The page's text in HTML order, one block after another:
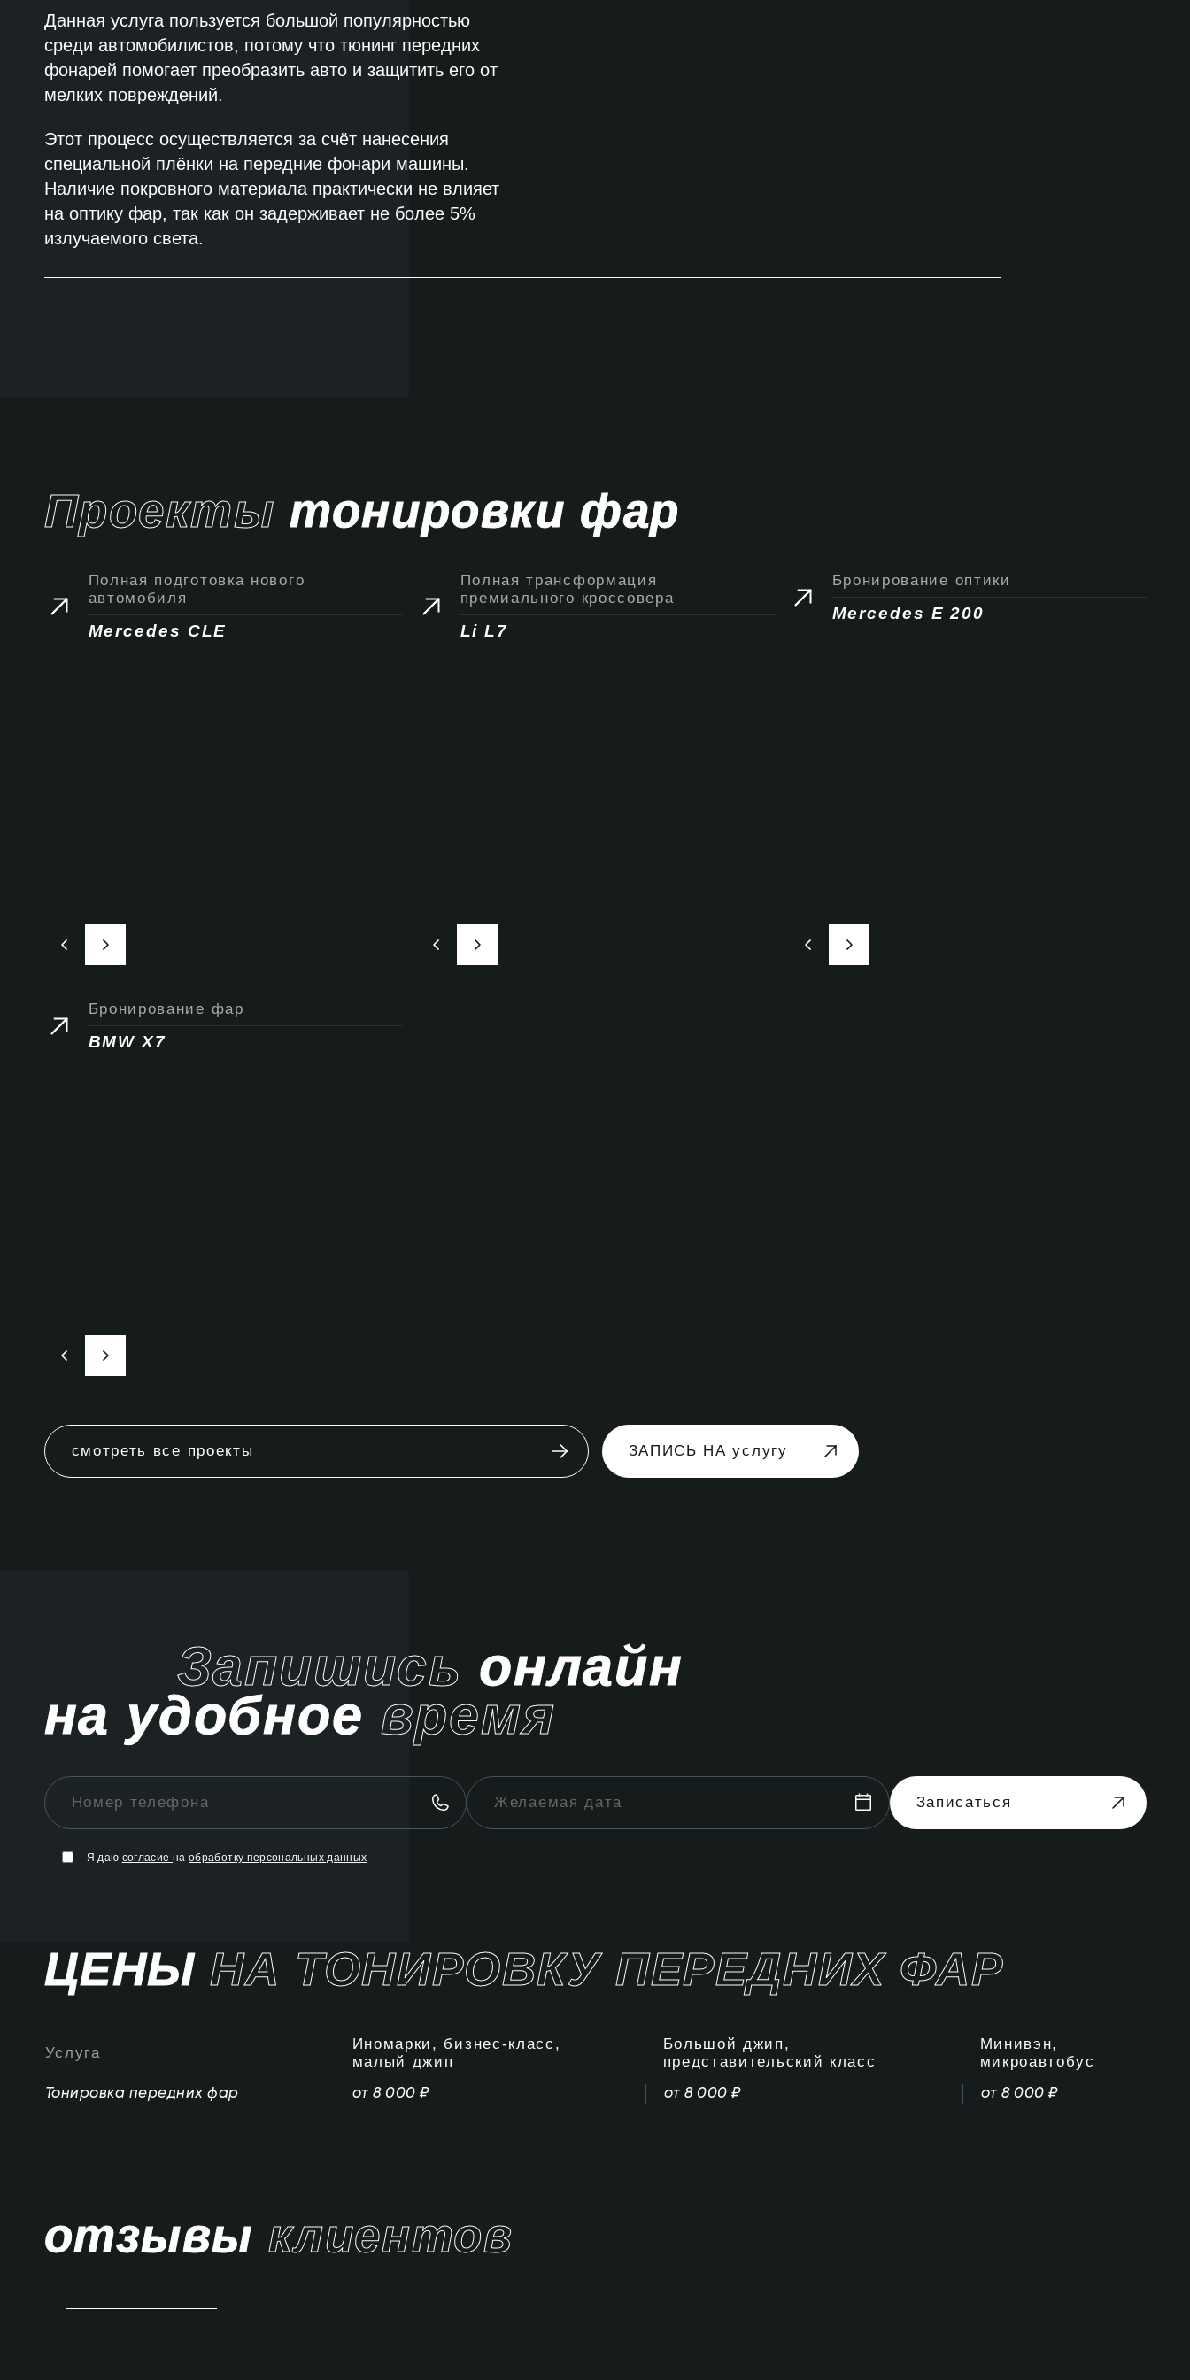
Данная услуга пользуется большой популярностью
среди автомобилистов, потому что тюнинг передних
фонарей помогает преобразить авто и защитить его от
мелких повреждений.
Этот процесс осуществляется за счёт нанесения
специальной плёнки на передние фонари машины.
Наличие покровного материала практически не влияет
на оптику фар, так как он задерживает не более 5%
излучаемого света.
Проектытонировки фар
Полная подготовка нового
автомобиля
Mercedes CLE
Полная трансформация
премиального кроссовера
Li L7
Бронирование оптики
Mercedes E 200
Бронирование фар
BMW X7
смотреть все проекты ЗАПИСЬ НА услугу
Запишись онлайн
на удобное время
Записаться
Я даю согласие наобработку персональных данных
ЦЕНЫНА ТОНИРОВКУ ПЕРЕДНИХ ФАР
Услуга
Иномарки, бизнес-класс,
малый джип
Большой джип,
представительский класс
Минивэн,
микроавтобус
Тонировка передних фар от 8 000 ₽ от 8 000 ₽ от 8 000 ₽
отзывы клиентов